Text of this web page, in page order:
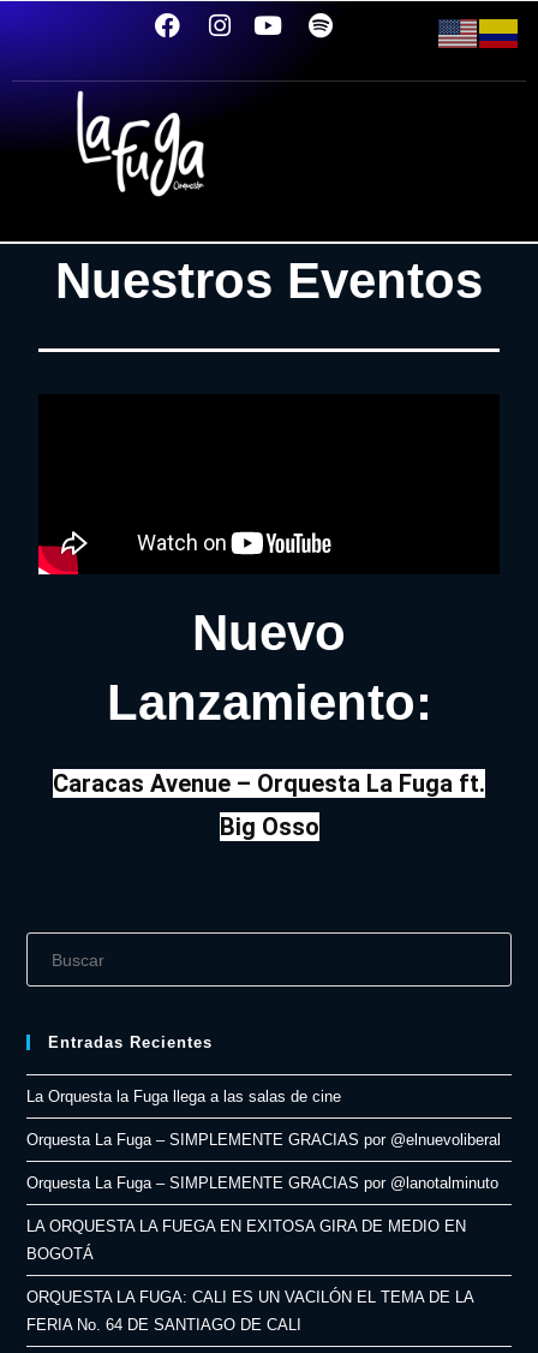
Nuestros Eventos
Nuevo
Lanzamiento:
Caracas Avenue – Orquesta La Fuga ft.
Big Osso
Entradas Recientes
La Orquesta la Fuga llega a las salas de cine
Orquesta La Fuga – SIMPLEMENTE GRACIAS por @elnuevoliberal
Orquesta La Fuga – SIMPLEMENTE GRACIAS por @lanotalminuto
LA ORQUESTA LA FUEGA EN EXITOSA GIRA DE MEDIO EN
BOGOTÁ
ORQUESTA LA FUGA: CALI ES UN VACILÓN EL TEMA DE LA
FERIA No. 64 DE SANTIAGO DE CALI